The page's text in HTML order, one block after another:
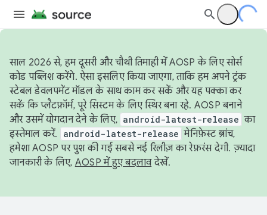
साल 2026 से, हम दूसरी और चौथी तिमाही में AOSP के लिए सोर्स
कोड पब्लिश करेंगे. ऐसा इसलिए किया जाएगा, ताकि हम अपने ट्रंक
स्टेबल डेवलपमेंट मॉडल के साथ काम कर सकें और यह पक्का कर
सकें कि प्लैटफ़ॉर्म, पूरे सिस्टम के लिए स्थिर बना रहे. AOSP बनाने
और उसमें योगदान देने के लिए, android-latest-release का
इस्तेमाल करें.
android-latest-release मेनिफ़ेस्ट ब्रांच,
हमेशा AOSP पर पुश की गई सबसे नई रिलीज़ का रेफ़रंस देगी. ज़्यादा
जानकारी के लिए, AOSP में हुए बदलावदेखें.